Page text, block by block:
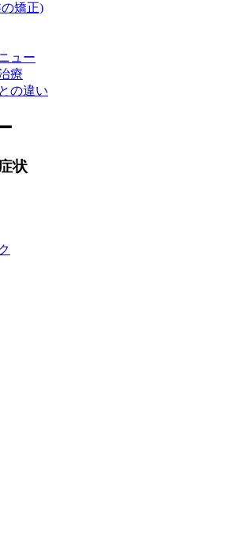
矯正)
ュー
療
の違い
状